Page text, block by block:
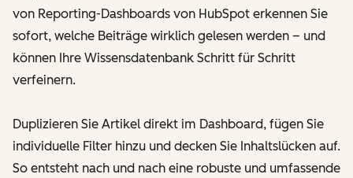
von Reporting-Dashboards von HubSpot erkennen Sie
sofort, welche Beiträge wirklich gelesen werden – und
können Ihre Wissensdatenbank Schritt für Schritt
verfeinern.
Duplizieren Sie Artikel direkt im Dashboard, fügen Sie
individuelle Filter hinzu und decken Sie Inhaltslücken auf.
So entsteht nach und nach eine robuste und umfassende